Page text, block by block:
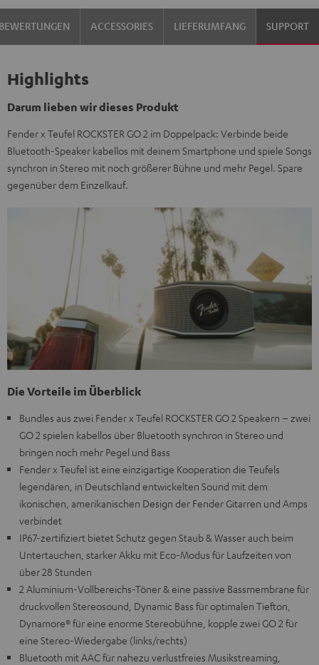
Steel
ACCESSORIES LIEFERUMFANG SUPPORT
Highlights
Darum lieben wir dieses Produkt
Fender x Teufel ROCKSTER GO 2 im Doppelpack: Verbinde beide
Bluetooth-Speaker kabellos mit deinem Smartphone und spiele Songs
synchron in Stereo mit noch größerer Bühne und mehr Pegel. Spare
gegenüber dem Einzelkauf.
Die Vorteile im Überblick
Bundles aus zwei Fender x Teufel ROCKSTER GO 2 Speakern – zwei
GO 2 spielen kabellos über Bluetooth synchron in Stereo und
bringen noch mehr Pegel und Bass
Fender x Teufel ist eine einzigartige Kooperation die Teufels
legendären, in Deutschland entwickelten Sound mit dem
ikonischen, amerikanischen Design der Fender Gitarren und Amps
verbindet
IP67-zertifiziert bietet Schutz gegen Staub & Wasser auch beim
Untertauchen, starker Akku mit Eco-Modus für Laufzeiten von
über 28 Stunden
2 Aluminium-Vollbereichs-Töner & eine passive Bassmembrane für
druckvollen Stereosound, Dynamic Bass für optimalen Tiefton,
Dynamore® für eine enorme Stereobühne, kopple zwei GO 2 für
eine Stereo-Wiedergabe (links/rechts)
Bluetooth mit AAC für nahezu verlustfreies Musikstreaming,